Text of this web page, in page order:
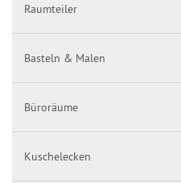
Raumteiler
Basteln & Malen
Büroräume
Kuschelecken